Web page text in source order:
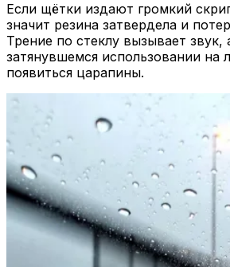
Если щётки издают громкий
значит резина затвердела и
Трение по стеклу вызывает звук,
затянувшемся использовании на
появиться царапины.